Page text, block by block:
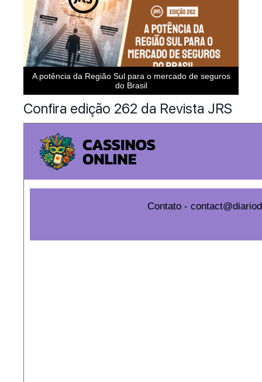
A potência da Região Sul para o mercado de seguros
do Brasil
Confira edição 262 da Revista JRS